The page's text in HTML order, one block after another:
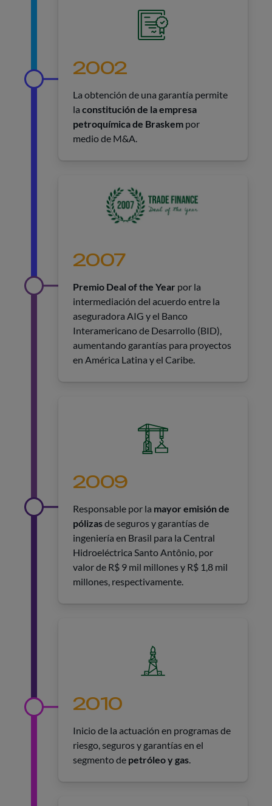
2002
La obtención de una garantía permite
la constitución de la empresa
petroquímica de Braskem por
medio de M&A.
2007
Premio Deal of the Year por la
intermediación del acuerdo entre la
aseguradora AIG y el Banco
Interamericano de Desarrollo (BID),
aumentando garantías para proyectos
en América Latina y el Caribe.
2009
Responsable por la mayor emisión de
pólizasde seguros y garantías de
ingeniería en Brasil para la Central
Hidroeléctrica Santo Antônio, por
valor de R$ 9 mil millones y R$ 1,8 mil
millones, respectivamente.
2010
Inicio de la actuación en programas de
riesgo, seguros y garantías en el
segmento de petróleo y gas